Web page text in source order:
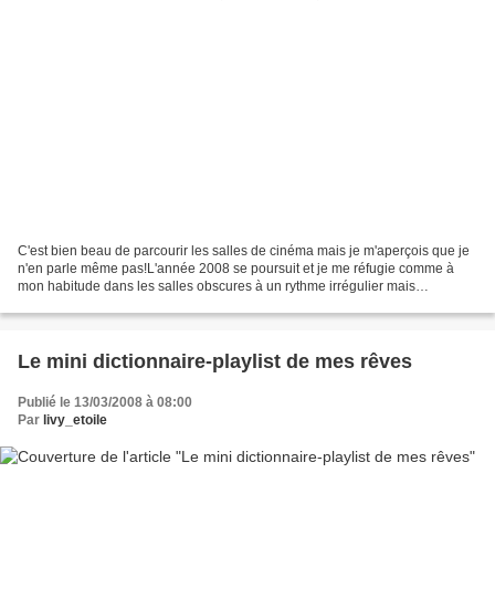
C'est bien beau de parcourir les salles de cinéma mais je m'aperçois que je
n'en parle même pas!L'année 2008 se poursuit et je me réfugie comme à
mon habitude dans les salles obscures à un rythme irrégulier mais
Le mini dictionnaire-playlist de mes rêves
Publié le 13/03/2008 à 08:00
Par livy_etoile